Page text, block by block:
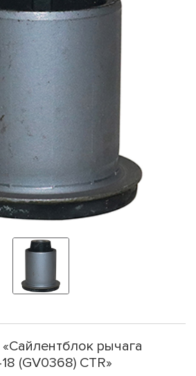
рычага
(GV0368) CTR»